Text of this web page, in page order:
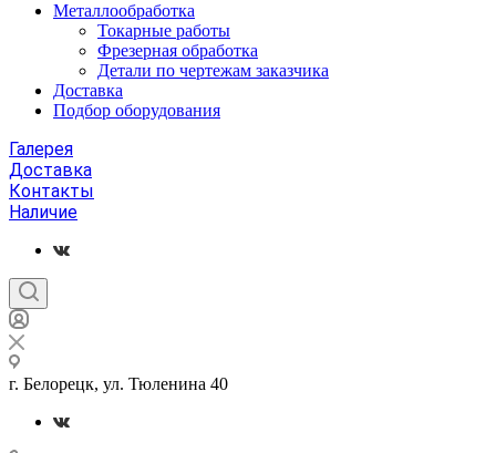
Металлообработка
Токарные работы
Фрезерная обработка
Детали по чертежам заказчика
Доставка
Подбор оборудования
Галерея
Доставка
Контакты
Наличие
г. Белорецк, ул. Тюленина 40